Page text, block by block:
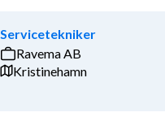
Servicetekniker
Ravema AB
Kristinehamn